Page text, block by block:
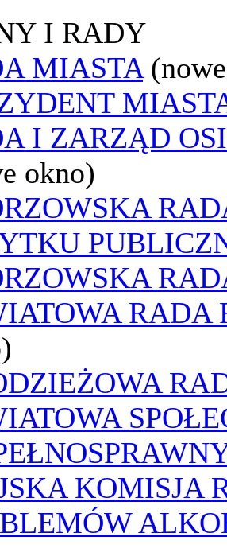
I RADY
MIASTA
I ZARZĄD
okno)
RADA
KOMISJA